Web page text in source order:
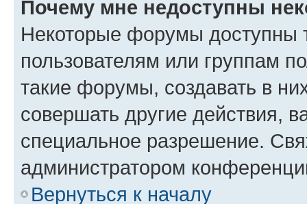
Почему мне недоступны
Некоторые форумы доступны
пользователям или группам
такие форумы, создавать в
совершать другие действия,
специальное разрешение.
администратором
Вернуться к началу